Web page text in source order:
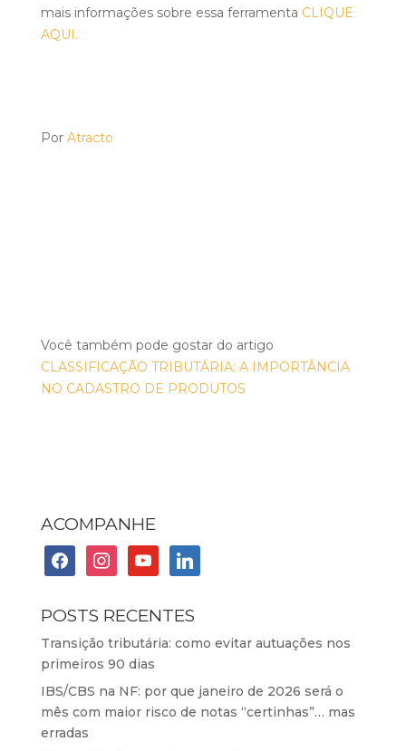
mais informações sobre essa ferramenta CLIQUE
AQUI.
Por Atracto
Você também pode gostar do artigo
CLASSIFICAÇÃO TRIBUTÁRIA: A IMPORTÂNCIA
NO CADASTRO DE PRODUTOS
ACOMPANHE
facebookinstagramyoutubelinkedin
POSTS RECENTES
Transição tributária: como evitar autuações nos
primeiros 90 dias
IBS/CBS na NF: por que janeiro de 2026 será o
mês com maior risco de notas “certinhas”… mas
erradas